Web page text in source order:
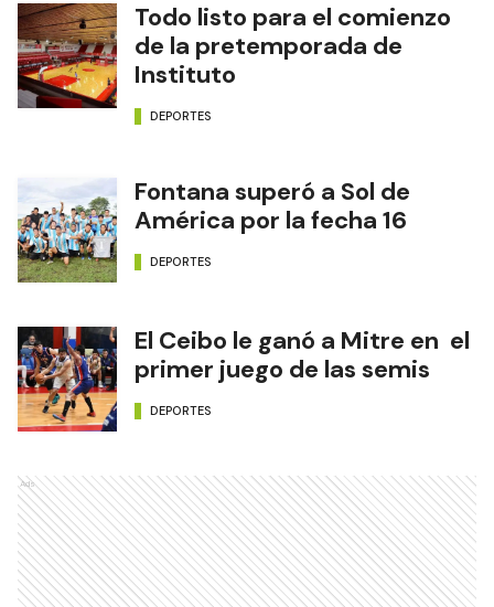
Todo listo para el comienzo
de la pretemporada de
Instituto
DEPORTES
Fontana superó a Sol de
América por la fecha 16
DEPORTES
El Ceibo le ganó a Mitre en el
primer juego de las semis
DEPORTES
Ads